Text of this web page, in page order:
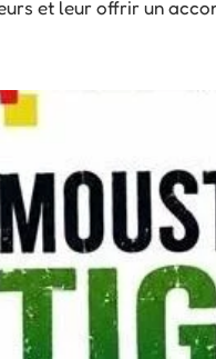
et leur offrir un